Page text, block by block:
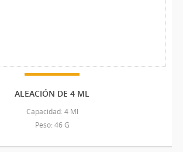
ALEACIÓN DE 4 ML
Capacidad: 4 Ml
Peso: 46 G